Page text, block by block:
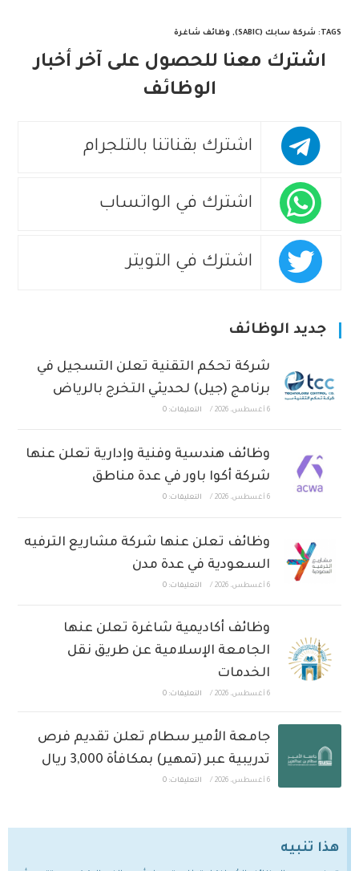
TAGS
: شركة سابك (SABIC) , وظائف شاغرة
اشترك معنا للحصول على آخر أخبار
الوظائف
اشترك بقناتنا بالتلجرام
اشترك في الواتساب
اشترك في التويتر
جديد الوظائف
شركة تحكم التقنية تعلن التسجيل في
برنامج (جيل) لحديثي التخرج بالرياض
6 أغسطس، 2026 / التعليقات: 0
وظائف هندسية وفنية وإدارية تعلن عنها
شركة أكوا باور في عدة مناطق
6 أغسطس، 2026 / التعليقات: 0
وظائف تعلن عنها شركة مشاريع الترفيه
السعودية في عدة مدن
6 أغسطس، 2026 / التعليقات: 0
وظائف أكاديمية شاغرة تعلن عنها
الجامعة الإسلامية عن طريق نقل
الخدمات
6 أغسطس، 2026 / التعليقات: 0
جامعة الأمير سطام تعلن تقديم فرص
تدريبية عبر (تمهير) بمكافأة 3,000 ريال
6 أغسطس، 2026 / التعليقات: 0
هذا تنبيه